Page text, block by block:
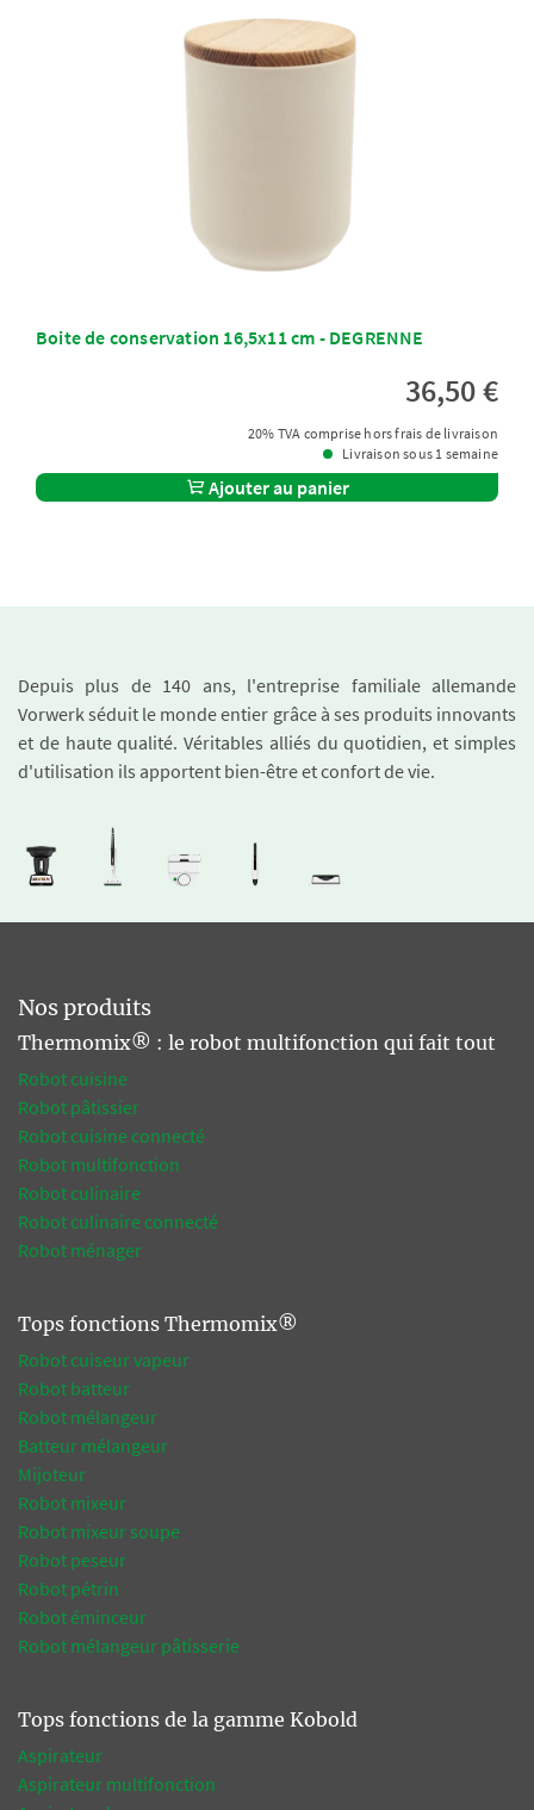
Boite de conservation 16,5x11 cm - DEGRENNE
36,50 €
20% TVA comprise hors frais de livraison
Livraison sous 1 semaine
Ajouter au panier
Depuis plus de 140 ans, l'entreprise familiale allemande
Vorwerk séduit le monde entier grâce à ses produits innovants
et de haute qualité. Véritables alliés du quotidien, et simples
d'utilisation ils apportent bien-être et confort de vie.
Nos produits
Thermomix® : le robot multifonction qui fait tout
Robot cuisine
Robot pâtissier
Robot cuisine connecté
Robot multifonction
Robot culinaire
Robot culinaire connecté
Robot ménager
Tops fonctions Thermomix®
Robot cuiseur vapeur
Robot batteur
Robot mélangeur
Batteur mélangeur
Mijoteur
Robot mixeur
Robot mixeur soupe
Robot peseur
Robot pétrin
Robot éminceur
Robot mélangeur pâtisserie
Tops fonctions de la gamme Kobold
Aspirateur
Aspirateur multifonction